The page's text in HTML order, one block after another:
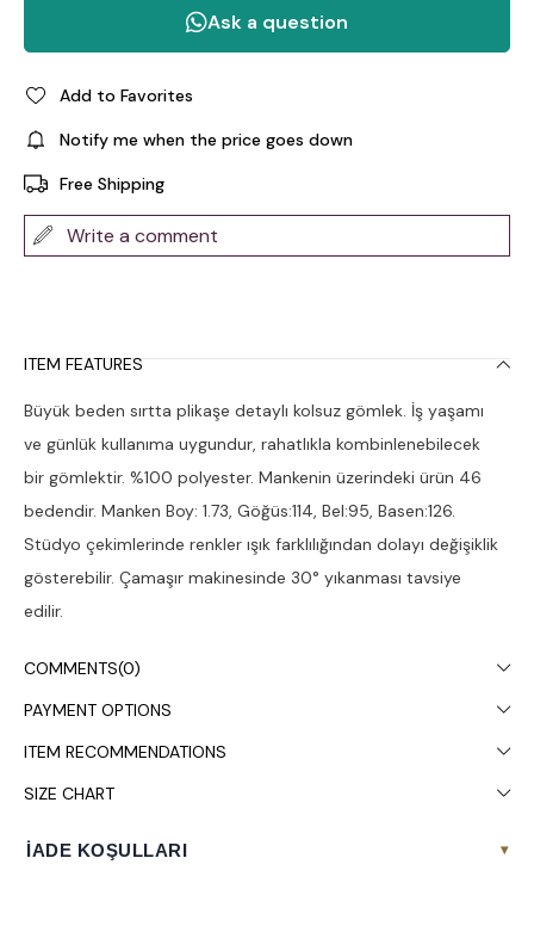
Add to Favorites
Notify me when the price goes down
Free Shipping
Write a comment
ITEM FEATURES
Büyük beden sırtta plikaşe detaylı kolsuz gömlek. İş yaşamı
ve günlük kullanıma uygundur, rahatlıkla kombinlenebilecek
bir gömlektir. %100 polyester. Mankenin üzerindeki ürün 46
bedendir. Manken Boy: 1.73, Göğüs:114, Bel:95, Basen:126.
Stüdyo çekimlerinde renkler ışık farklılığından dolayı değişiklik
gösterebilir. Çamaşır makinesinde 30° yıkanması tavsiye
edilir.
COMMENTS(0)
PAYMENT OPTIONS
ITEM RECOMMENDATIONS
SIZE CHART
İADE KOŞULLARI ▾